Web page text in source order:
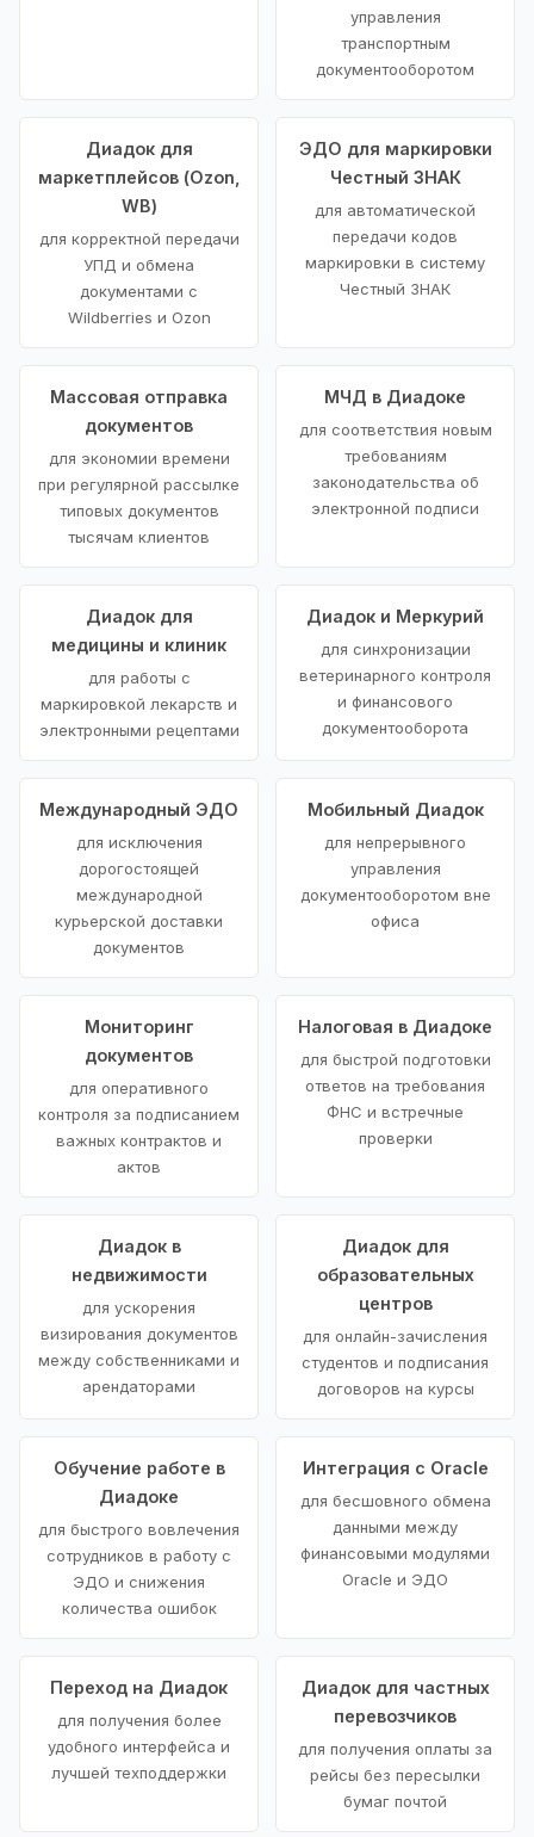
управления
транспортным
документооборотом
Диадок для
маркетплейсов (Ozon,
WB)
для корректной передачи
УПД и обмена
документами с
Wildberries и Ozon
ЭДО для маркировки
Честный ЗНАК
для автоматической
передачи кодов
маркировки в систему
Честный ЗНАК
Массовая отправка
документов
для экономии времени
при регулярной рассылке
типовых документов
тысячам клиентов
МЧД в Диадоке
для соответствия новым
требованиям
законодательства об
электронной подписи
Диадок для
медицины и клиник
для работы с
маркировкой лекарств и
электронными рецептами
Диадок и Меркурий
для синхронизации
ветеринарного контроля
и финансового
документооборота
Международный ЭДО
для исключения
дорогостоящей
международной
курьерской доставки
документов
Мобильный Диадок
для непрерывного
управления
документооборотом вне
офиса
Мониторинг
документов
для оперативного
контроля за подписанием
важных контрактов и
актов
Налоговая в Диадоке
для быстрой подготовки
ответов на требования
ФНС и встречные
проверки
Диадок в
недвижимости
для ускорения
визирования документов
между собственниками и
арендаторами
Диадок для
образовательных
центров
для онлайн-зачисления
студентов и подписания
договоров на курсы
Обучение работе в
Диадоке
для быстрого вовлечения
сотрудников в работу с
ЭДО и снижения
количества ошибок
Интеграция с Oracle
для бесшовного обмена
данными между
финансовыми модулями
Oracle и ЭДО
Переход на Диадок
для получения более
удобного интерфейса и
лучшей техподдержки
Диадок для частных
перевозчиков
для получения оплаты за
рейсы без пересылки
бумаг почтой